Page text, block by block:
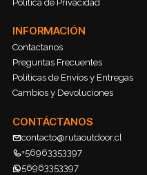
Política de Privacidad
INFORMACIÓN
Contactanos
Preguntas Frecuentes
Políticas de Envíos y Entregas
Cambios y Devoluciones
CONTÁCTANOS
contacto@rutaoutdoor.cl
+56963353397
56963353397